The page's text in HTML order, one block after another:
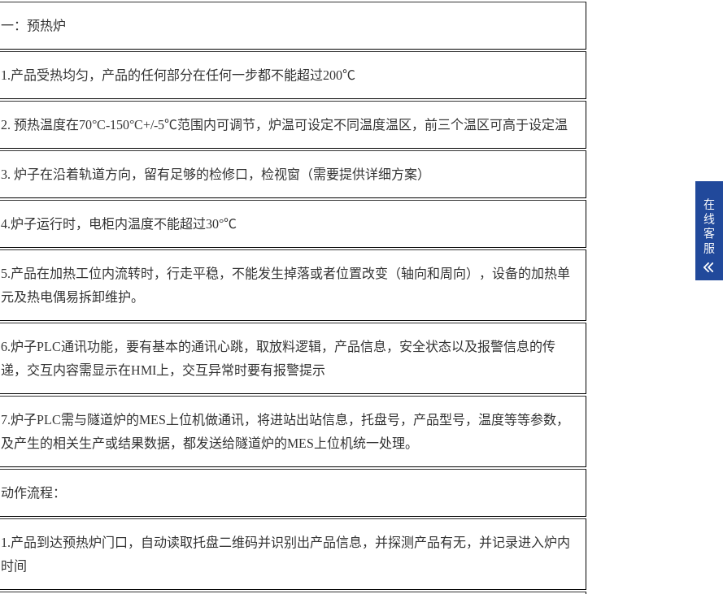
一：预热炉
1.产品受热均匀，产品的任何部分在任何一步都不能超过200℃
2. 预热温度在70°C-150°C+/-5℃范围内可调节，炉温可设定不同温度温区，前三个温区可高于设定温
3. 炉子在沿着轨道方向，留有足够的检修口，检视窗（需要提供详细方案）
4.炉子运行时，电柜内温度不能超过30°℃
5.产品在加热工位内流转时，行走平稳，不能发生掉落或者位置改变（轴向和周向），设备的加热单
元及热电偶易拆卸维护。
6.炉子PLC通讯功能，要有基本的通讯心跳，取放料逻辑，产品信息，安全状态以及报警信息的传
递，交互内容需显示在HMI上，交互异常时要有报警提示
7.炉子PLC需与隧道炉的MES上位机做通讯，将进站出站信息，托盘号，产品型号，温度等等参数，
及产生的相关生产或结果数据，都发送给隧道炉的MES上位机统一处理。
动作流程：
1.产品到达预热炉门口，自动读取托盘二维码并识别出产品信息，并探测产品有无，并记录进入炉内
时间
在
线
客
服